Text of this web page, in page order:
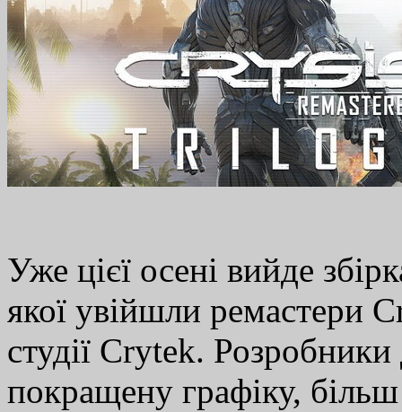
Уже цієї осені вийде
якої увійшли ремастери
студії Crytek.
покращену графіку, більш